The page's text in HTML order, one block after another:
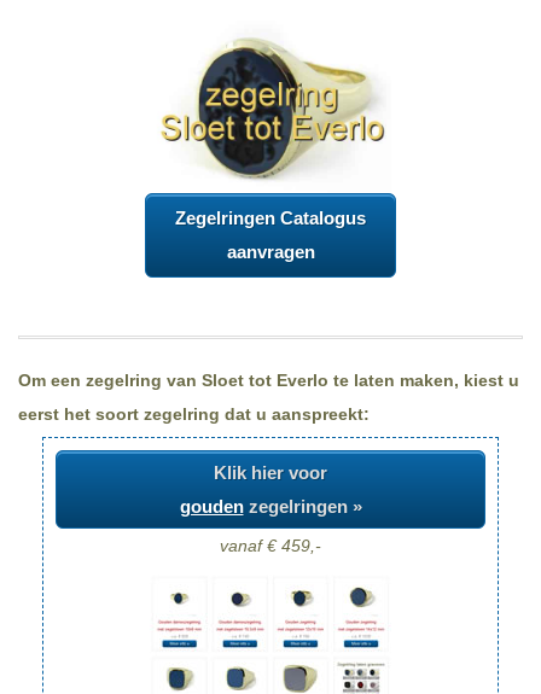
Zegelringen Catalogus
aanvragen
Om een zegelring van Sloet tot Everlo te laten maken, kiest u
eerst het soort zegelring dat u aanspreekt:
Klik hier voor
goudenzegelringen »
vanaf € 459,-